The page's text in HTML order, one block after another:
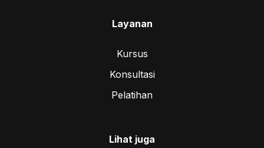
Layanan
Kursus
Konsultasi
Pelatihan
Lihat juga